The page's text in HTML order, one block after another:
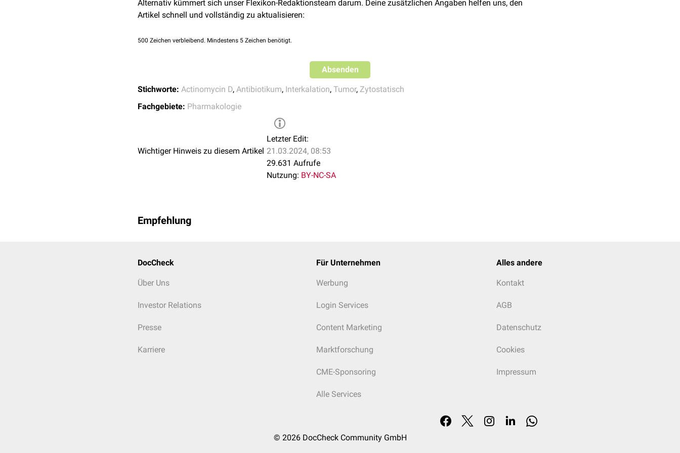
Hemmung derTopoisomeraseII
Da Actinomycin D dieBlut-Hirn-Schrankenicht überschreiten kann, nimmt es auf
hepatotoxisch
Alternativ kümmert sich unser Flexikon-Redaktionsteam darum. Deine zusätzlichen Angaben helfen uns, den
Artikel schnell und vollständig zu aktualisieren:
500 Zeichen verbleibend. Mindestens 5 Zeichen benötigt.
Absenden
Stichworte: Actinomycin D, Antibiotikum, Interkalation, Tumor, Zytostatisch
Fachgebiete: Pharmakologie
Wichtiger Hinweis zu diesem Artikel
Letzter Edit:
21.03.2024, 08:53
29.631 Aufrufe
Nutzung: BY-NC-SA
Empfehlung
DocCheck
Über Uns
Investor Relations
Presse
Karriere
Für Unternehmen
Werbung
Login Services
Content Marketing
Marktforschung
CME-Sponsoring
Alle Services
Alles andere
Kontakt
AGB
Datenschutz
Cookies
Impressum
© 2026 DocCheck Community GmbH